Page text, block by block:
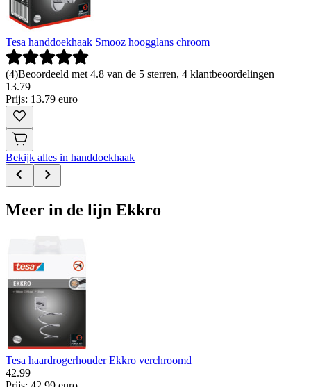
Tesa handdoekhaak Smooz hoogglans chroom
(4)Beoordeeld met 4.8 van de 5 sterren, 4 klantbeoordelingen
13.79
Prijs: 13.79 euro
Bekijk alles in handdoekhaak
Meer in de lijn Ekkro
Tesa haardrogerhouder Ekkro verchroomd
42.99